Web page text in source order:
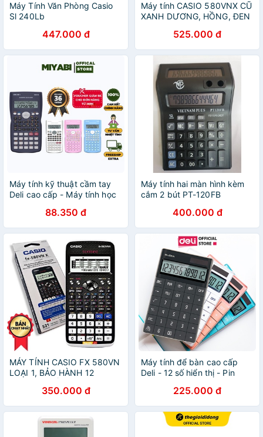
Máy Tính Văn Phòng Casio
Sl 240Lb
447.000 đ
Máy tính CASIO 580VNX CŨ
XANH DƯƠNG, HỒNG, ĐEN
HÃNG SOI LASER
525.000 đ
Máy tính kỹ thuật cầm tay
Deli cao cấp - Máy tính học
nhanh - MIYABI STORE
88.350 đ
Máy tính hai màn hình kèm
cắm 2 bút PT-120FB
400.000 đ
MÁY TÍNH CASIO FX 580VN
LOẠI 1, BẢO HÀNH 12
350.000 đ
Máy tính để bàn cao cấp
Deli - 12 số hiển thị - Pin
Hồng/Xanh
dương/Trắng/Xám đen -
NS041
225.000 đ